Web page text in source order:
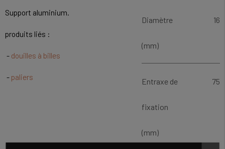
Support aluminium.
produits liés :
- douilles à billes
- paliers
Diamètre
(mm)
16
Entraxe de
fixation
(mm)
75